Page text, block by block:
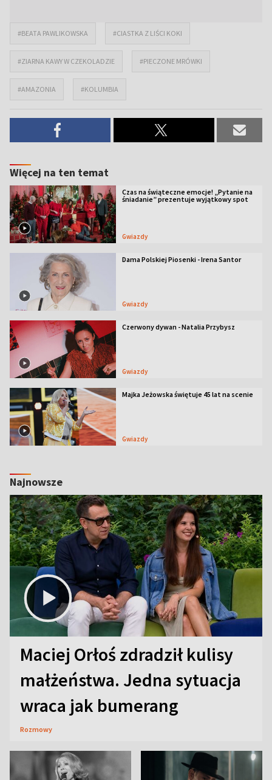
#BEATA PAWLIKOWSKA #CIASTKA Z LIŚCI KOKI
#ZIARNA KAWY W CZEKOLADZIE #PIECZONE MRÓWKI
#AMAZONIA #KOLUMBIA
Więcej na ten temat
Czas na świąteczne emocje! „Pytanie na
śniadanie” prezentuje wyjątkowy spot
Gwiazdy
Dama Polskiej Piosenki - Irena Santor
Gwiazdy
Czerwony dywan - Natalia Przybysz
Gwiazdy
Majka Jeżowska świętuje 45 lat na scenie
Gwiazdy
Najnowsze
Maciej Orłoś zdradził kulisy
małżeństwa. Jedna sytuacja
wraca jak bumerang
Rozmowy